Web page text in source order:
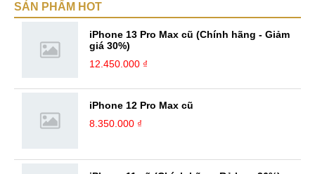
SẢN PHẨM HOT
iPhone 13 Pro Max cũ (Chính hãng - Giảm
giá 30%)
12.450.000 ₫
iPhone 12 Pro Max cũ
8.350.000 ₫